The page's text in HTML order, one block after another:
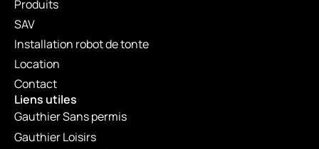
Produits
SAV
Installation robot de tonte
Location
Contact
Liens utiles
Gauthier Sans permis
Gauthier Loisirs